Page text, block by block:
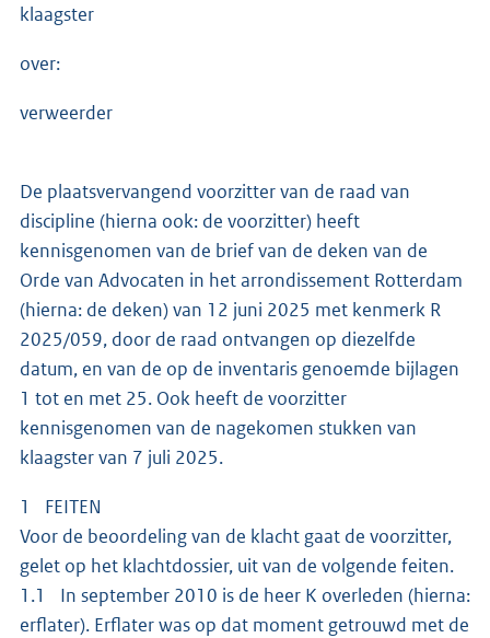
klaagster
over:
verweerder
De plaatsvervangend voorzitter van de raad van
discipline (hierna ook: de voorzitter) heeft
kennisgenomen van de brief van de deken van de
Orde van Advocaten in het arrondissement Rotterdam
(hierna: de deken) van 12 juni 2025 met kenmerk R
2025/059, door de raad ontvangen op diezelfde
datum, en van de op de inventaris genoemde bijlagen
1 tot en met 25. Ook heeft de voorzitter
kennisgenomen van de nagekomen stukken van
klaagster van 7 juli 2025.
1 FEITEN
Voor de beoordeling van de klacht gaat de voorzitter,
gelet op het klachtdossier, uit van de volgende feiten.
1.1 In september 2010 is de heer K overleden (hierna:
erflater). Erflater was op dat moment getrouwd met de